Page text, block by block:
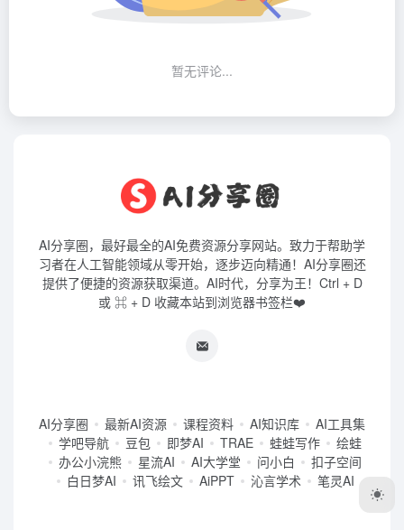
暂无评论...
AI分享圈，最好最全的AI免费资源分享网站。致力于帮助学
习者在人工智能领域从零开始，逐步迈向精通！AI分享圈还
提供了便捷的资源获取渠道。AI时代，分享为王！Ctrl + D
或 ⌘ + D 收藏本站到浏览器书签栏❤️
AI分享圈 最新AI资源 课程资料 AI知识库
AI工具集
学吧导航
豆包 即梦AI TRAE 蛙蛙写作
绘蛙
办公小浣熊
星流AI AI大学堂 问小白
扣子空间
白日梦AI
讯飞绘文 AiPPT 沁言学术 笔灵AI